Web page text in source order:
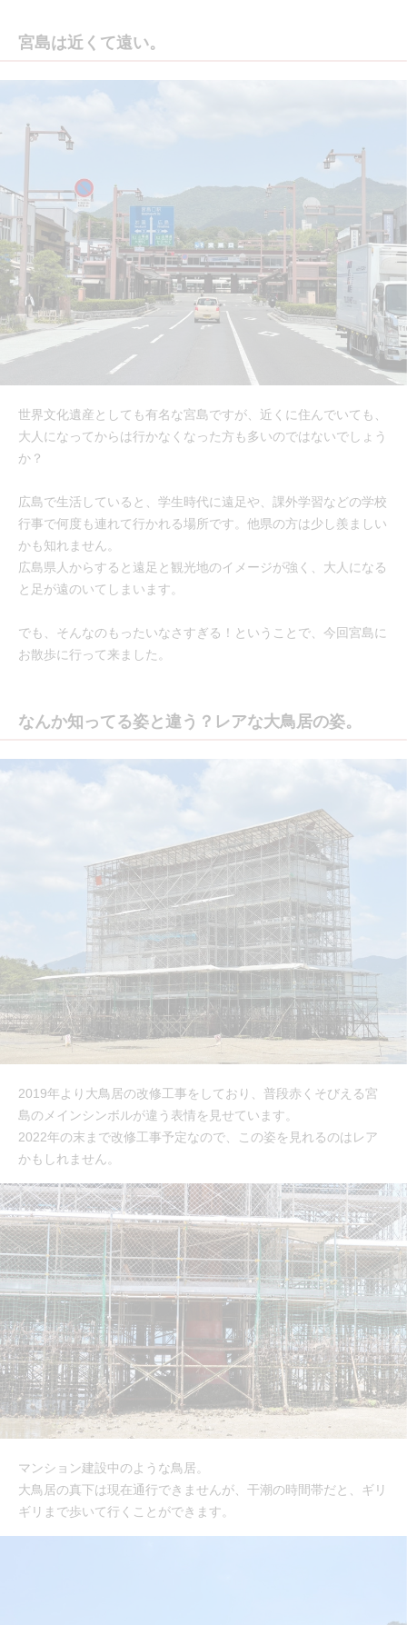
宮島は近くて遠い。
世界文化遺産としても有名な宮島ですが、近くに住んでいても、
大人になってからは行かなくなった方も多いのではないでしょう
か？
広島で生活していると、学生時代に遠足や、課外学習などの学校
行事で何度も連れて行かれる場所です。他県の方は少し羨ましい
かも知れません。
広島県人からすると遠足と観光地のイメージが強く、大人になる
と足が遠のいてしまいます。
でも、そんなのもったいなさすぎる！ということで、今回宮島に
お散歩に行って来ました。
なんか知ってる姿と違う？レアな大鳥居の姿。
2019年より大鳥居の改修工事をしており、普段赤くそびえる宮
島のメインシンボルが違う表情を見せています。
2022年の末まで改修工事予定なので、この姿を見れるのはレア
かもしれません。
マンション建設中のような鳥居。
大鳥居の真下は現在通行できませんが、干潮の時間帯だと、ギリ
ギリまで歩いて行くことができます。